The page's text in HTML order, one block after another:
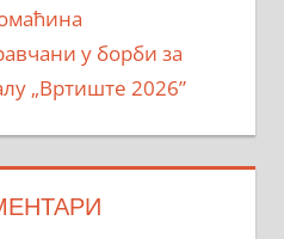
у борби за
„Вртиште 2026”